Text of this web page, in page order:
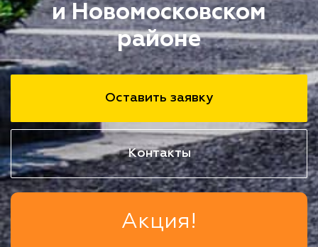
и Новомосковском
районе
Оставить заявку
Контакты
Акция!